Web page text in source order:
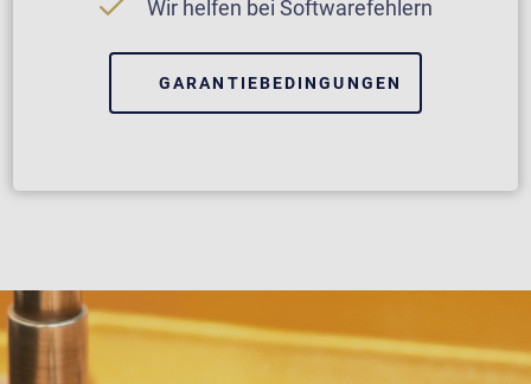
Wir helfen bei Softwarefehlern
GARANTIEBEDINGUNGEN